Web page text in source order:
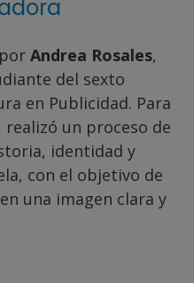
Andrea Rosales,
del sexto
en Publicidad. Para
un proceso de
identidad y
con el objetivo de
una imagen clara y